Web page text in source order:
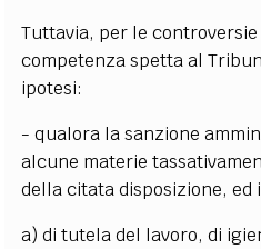
Tuttavia, per le
competenza spetta al
ipotesi:
- qualora la sanzione
alcune materie
della citata disposizione, ed
a) di tutela del lavoro, di